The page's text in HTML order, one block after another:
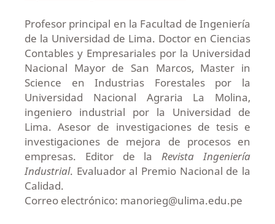
Profesor principal en la Facultad de Ingeniería
de la Universidad de Lima. Doctor en Ciencias
Contables y Empresariales por la Universidad
Nacional Mayor de San Marcos, Master in
Science en Industrias Forestales por la
Universidad Nacional Agraria La Molina,
ingeniero industrial por la Universidad de
Lima. Asesor de investigaciones de tesis e
investigaciones de mejora de procesos en
empresas. Editor de laRevista Ingeniería
Industrial. Evaluador al Premio Nacional de la
Calidad.
Correo electrónico: manorieg@ulima.edu.pe